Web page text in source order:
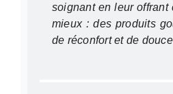
soignant en leur
mieux : des produits
de réconfort et de